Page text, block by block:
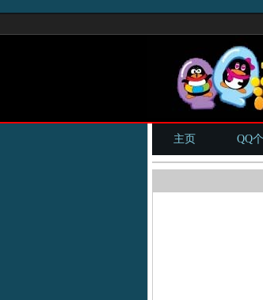
主页 QQ